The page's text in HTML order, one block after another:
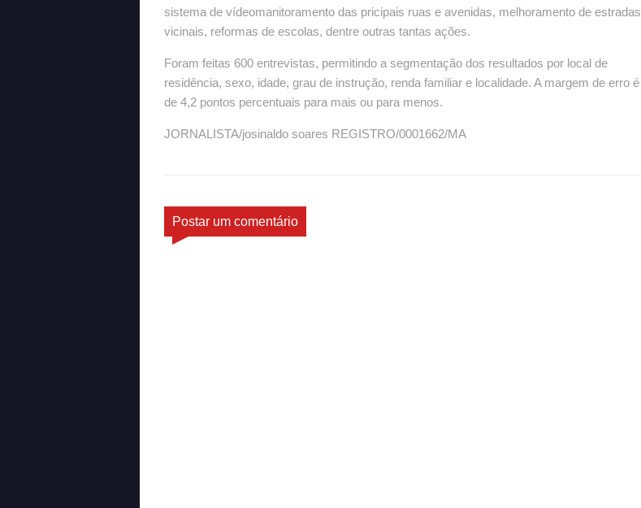
sistema de vídeomanitoramento das pricipais ruas e avenidas, melhoramento de estradas
vicinais, reformas de escolas, dentre outras tantas ações.
Foram feitas 600 entrevistas, permitindo a segmentação dos resultados por local de
residência, sexo, idade, grau de instrução, renda familiar e localidade. A margem de erro é
de 4,2 pontos percentuais para mais ou para menos.
JORNALISTA/josinaldo soares REGISTRO/0001662/MA
Postar um comentário